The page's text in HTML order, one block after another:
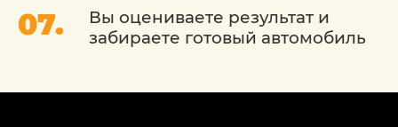
Вы оцениваете результат и
забираете готовый автомобиль